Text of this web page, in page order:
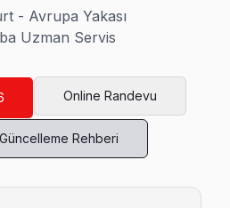
Mahalle Toshiba TV
Servis
Toshiba kullanıcıları için
- Avrupa Yakası
Uzman Servis
Online Randevu
Güncelleme Rehberi